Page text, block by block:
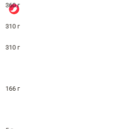
360 г
310 г
310 г
166 г